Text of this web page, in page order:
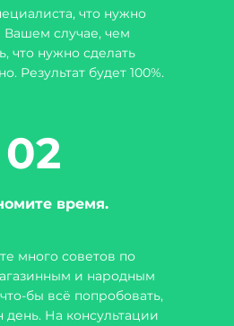
что нужно
Вашем случае, чем
что нужно сделать
Результат будет 100%.
02
время.
много советов по
и народным
бы всё попробовать,
день. На консультации